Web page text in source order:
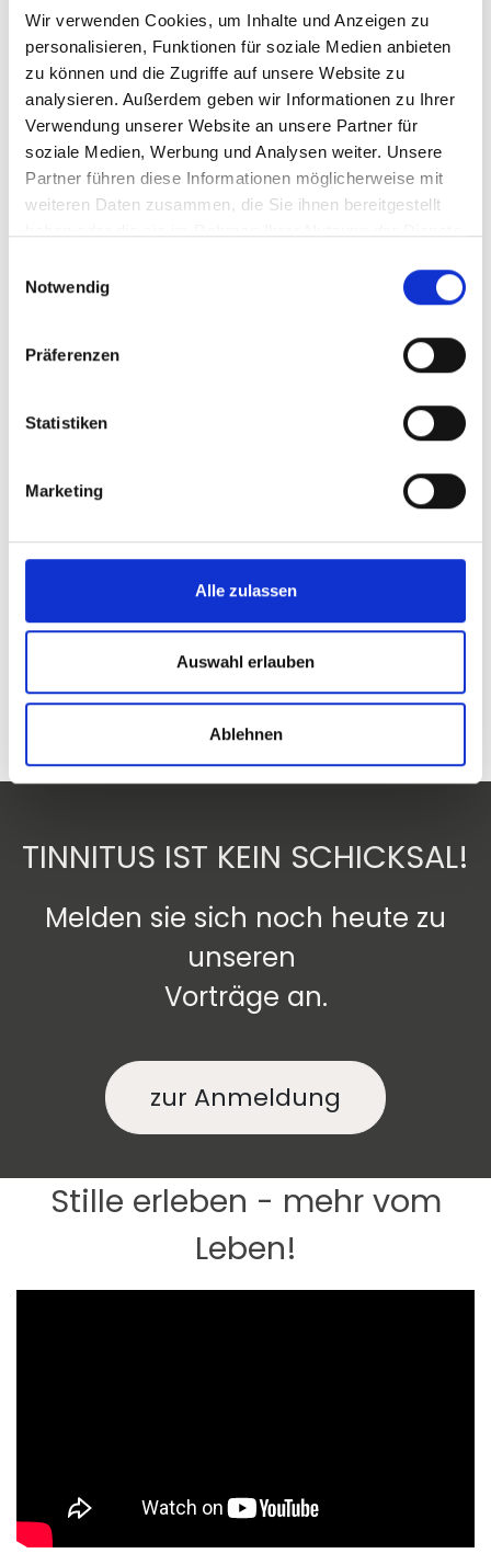
Wir verwenden Cookies, um Inhalte und Anzeigen zu
personalisieren, Funktionen für soziale Medien anbieten
zu können und die Zugriffe auf unsere Website zu
analysieren. Außerdem geben wir Informationen zu Ihrer
Verwendung unserer Website an unsere Partner für
soziale Medien, Werbung und Analysen weiter. Unsere
Partner führen diese Informationen möglicherweise mit
weiteren Daten zusammen, die Sie ihnen bereitgestellt
Notwendig
Präferenzen
Statistiken
Marketing
Alle zulassen
Auswahl erlauben
Ablehnen
Erfolgsbeispielen.
Unsere Tinnitus-ExpertInnen von pansatori und
zertifizierten BIOGENA MikronährstoffberaterInnen
stehen Ihnen zur Seite, umFragen zu
beantworten und individuelle Lösungenfür Ihre
Mag. Klaus Grübl & Dr. Albert
Schmidbauer gemeinsam für #FightTinnitus
TINNITUS IST KEIN SCHICKSAL!
Melden sie sich noch heute zu
unseren
Vorträge an.
zur Anmeldung
Stille erleben - mehr vom
Leben!